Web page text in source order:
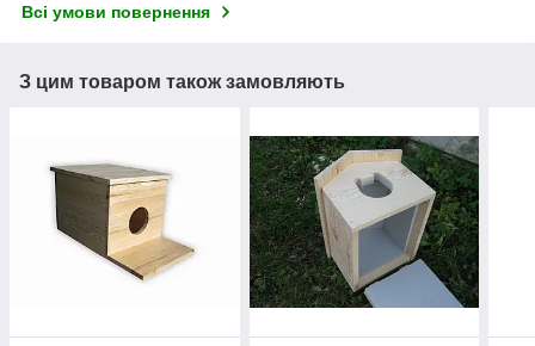
Всі умови повернення
З цим товаром також замовляють